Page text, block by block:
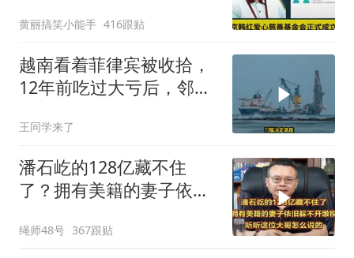
黄丽搞笑小能手 416跟贴
越南看着菲律宾被收拾，
12年前吃过大亏后，邻国
王同学来了
潘石屹的128亿藏不住
了？拥有美籍的妻子依旧
绳师48号 367跟贴